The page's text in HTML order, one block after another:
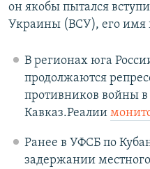
он якобы пытался
Украины (ВСУ), его имя
В регионах юга
продолжаются
противников войны
Кавказ.Реалии
Ранее в УФСБ по
задержании